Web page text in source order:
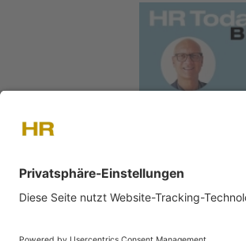
Image